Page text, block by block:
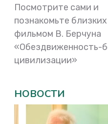
Посмотрите сами и
познакомьте близких
фильмом В. Берчуна
«Обездвиженность-
цивилизации»
НОВОСТИ